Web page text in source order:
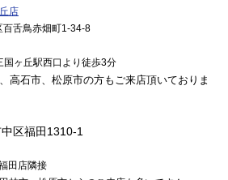
店
舌鳥赤畑町1-34-8
国ヶ丘駅西口より徒歩3分
高石市、松原市の方もご来店頂いておりま
区福田1310-1
田店隣接